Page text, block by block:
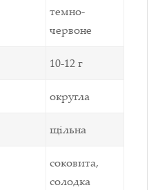
темно-
червоне
10-12 г
округла
щільна
соковита,
солодка